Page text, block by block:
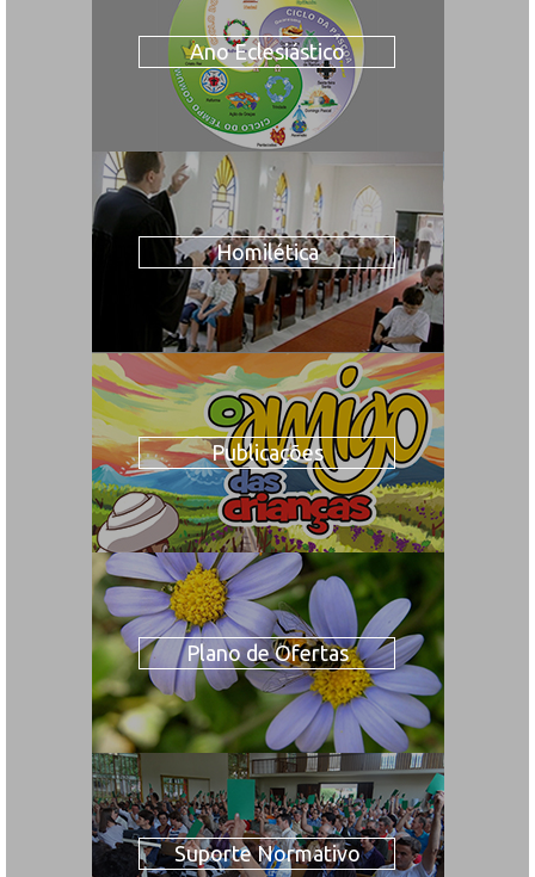
Ano Eclesiástico
Homilética
Publicações
Plano de Ofertas
Suporte Normativo